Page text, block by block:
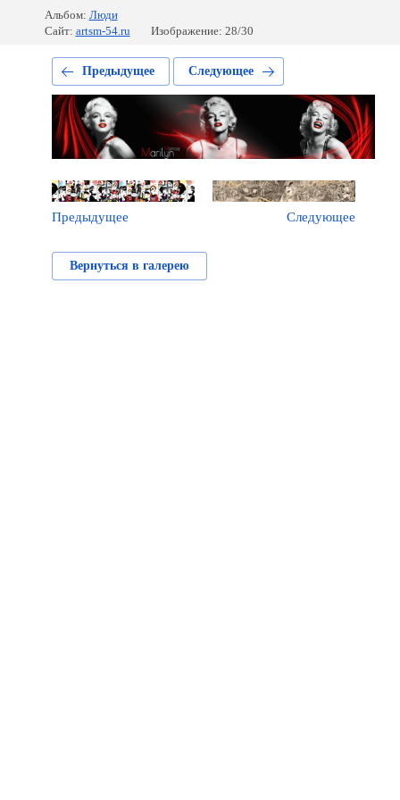
Альбом: Люди
Сайт: artsm-54.ru Изображение: 28/30
Предыдущее Следующее
Предыдущее Следующее
Вернуться в галерею